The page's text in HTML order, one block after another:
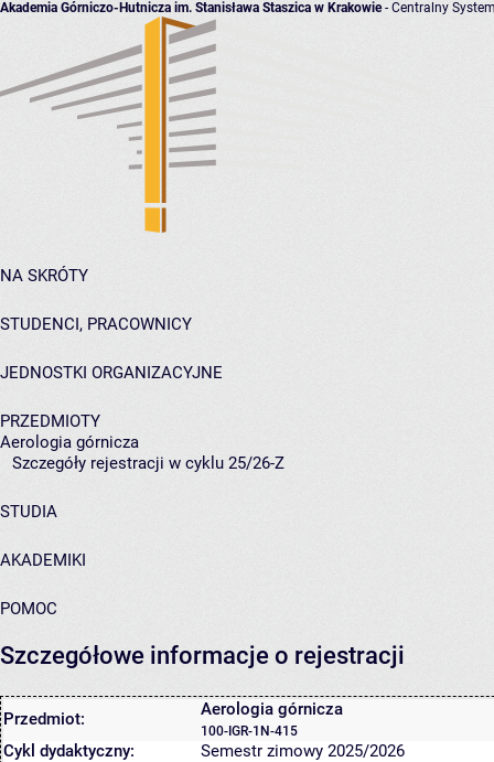
Akademia Górniczo-Hutnicza im. Stanisława Staszica w Krakowie- Centralny
NA SKRÓTY
STUDENCI, PRACOWNICY
JEDNOSTKI ORGANIZACYJNE
PRZEDMIOTY
Aerologia górnicza
Szczegóły rejestracji w cyklu 25/26-Z
STUDIA
AKADEMIKI
POMOC
Szczegółowe informacje o rejestracji
Przedmiot: Aerologia górnicza
100-IGR-1N-415
Cykl dydaktyczny: Semestr zimowy 2025/2026